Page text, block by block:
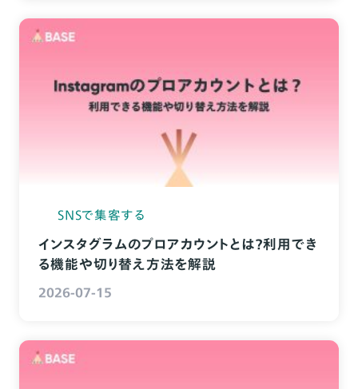
SNSで集客する
インスタグラムのプロアカウントとは？利用でき
る機能や切り替え方法を解説
2026-07-15